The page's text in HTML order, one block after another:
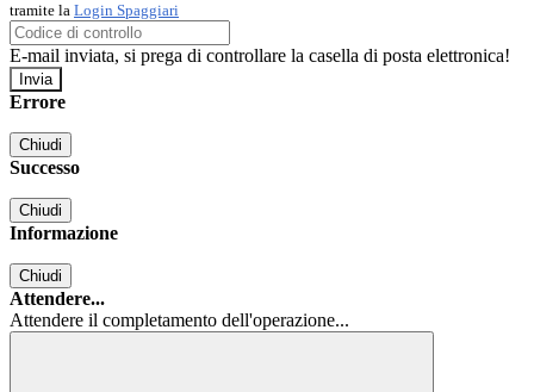
tramite la Login Spaggiari
E-mail inviata, si prega di controllare la casella di posta elettronica!
Errore
Chiudi
Successo
Chiudi
Informazione
Chiudi
Attendere...
Attendere il completamento dell'operazione...